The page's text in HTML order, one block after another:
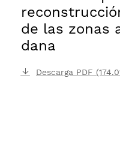
de las zonas
dana
Descarga PDF